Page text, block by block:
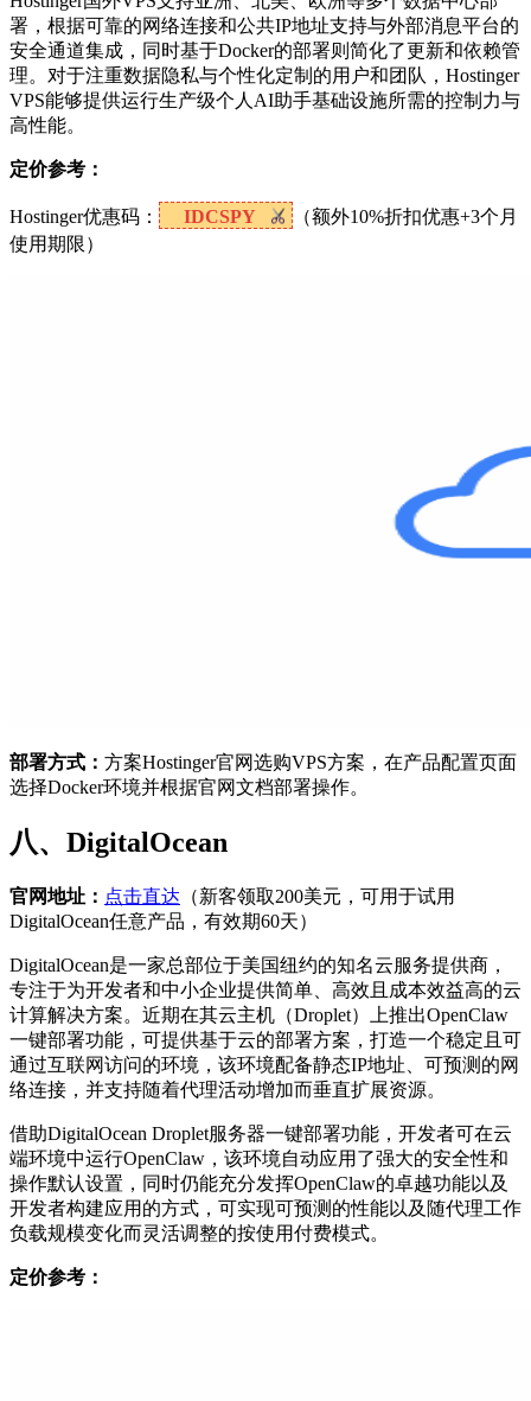
署，根据可靠的网络连接和公共IP地址支持与外部消息平台的
安全通道集成，同时基于Docker的部署则简化了更新和依赖管
理。对于注重数据隐私与个性化定制的用户和团队，Hostinger
VPS能够提供运行生产级个人AI助手基础设施所需的控制力与
高性能。
定价参考：
Hostinger优惠码： IDCSPY
（额外10%折扣优惠+3个月
使用期限）
部署方式： 方案Hostinger官网选购VPS方案，在产品配置页面
选择Docker环境并根据官网文档部署操作。
八、DigitalOcean
官网地址： 点击直达 （新客领取200美元，可用于试用
DigitalOcean任意产品，有效期60天）
DigitalOcean是一家总部位于美国纽约的知名云服务提供商，
专注于为开发者和中小企业提供简单、高效且成本效益高的云
计算解决方案。近期在其云主机（Droplet）上推出OpenClaw
一键部署功能，可提供基于云的部署方案，打造一个稳定且可
通过互联网访问的环境，该环境配备静态IP地址、可预测的网
络连接，并支持随着代理活动增加而垂直扩展资源。
借助DigitalOcean Droplet服务器一键部署功能，开发者可在云
端环境中运行OpenClaw，该环境自动应用了强大的安全性和
操作默认设置，同时仍能充分发挥OpenClaw的卓越功能以及
开发者构建应用的方式，可实现可预测的性能以及随代理工作
负载规模变化而灵活调整的按使用付费模式。
定价参考：